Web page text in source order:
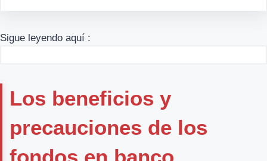
Sigue leyendo aquí :
Los beneficios y
precauciones de los
fondos en banco